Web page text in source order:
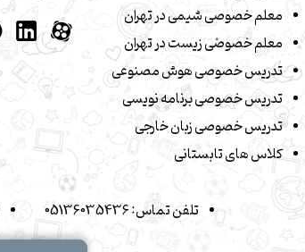
معلم خصوصی شیمی در تهران
معلم خصوصی زیست در تهران
تدریس خصوصی هوش مصنوعی
تدریس خصوصی برنامه نویسی
تدریس خصوصی زبان خارجی
کلاس های تابستانی
تلفن تماس:05136035436